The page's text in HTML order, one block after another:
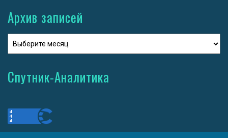
Архив записей
Спутник-Аналитика